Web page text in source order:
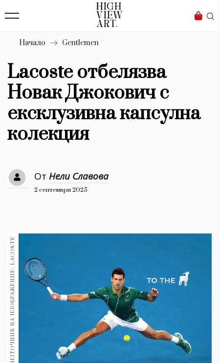
Бизнес
Мода
Dialogue
Изкуство
4340
Красота
777
Дизайн
1272
30+
Гурме
Пътувай
Здраве
Gentlemen
Начало Gentlemen
Lacoste отбелязва
Новак Джокович с
ексклузивна капсулна
колекция
От Нели Славова
2 септември 2025
ИЗТОЧНИК НА ИЗОБРАЖЕНИЕ: LACOSTE